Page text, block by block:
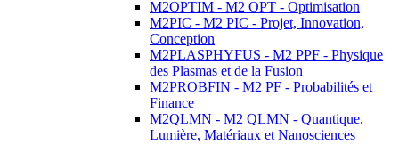
M2OPTIM - M2 OPT - Optimisation
M2PIC - M2 PIC - Projet, Innovation,
Conception
M2PLASPHYFUS - M2 PPF - Physique
des Plasmas et de la Fusion
M2PROBFIN - M2 PF - Probabilités et
Finance
M2QLMN - M2 QLMN - Quantique,
Lumière, Matériaux et Nanosciences